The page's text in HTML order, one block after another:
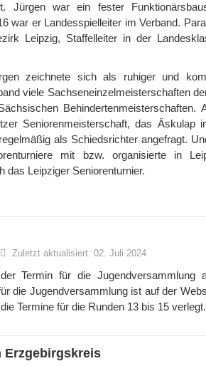
Jürgen war ein fester
war er Landesspielleiter im Verband.
Leipzig, Staffelleiter in der
zeichnete sich als ruhiger und
viele Sachseneinzelmeisterschaften
Behindertenmeisterschaften.
Seniorenmeisterschaft, das Äskulap
als Schiedsrichter angefragt.
mit bzw. organisierte in
das Leipziger Seniorenturnier.
Zuletzt aktualisiert: 02. Juli 2024
Termin für die Jugendversammlung
die Jugendversammlung ist auf der
Termine für die Runden 13 bis 15 verlegt.
Erzgebirgskreis